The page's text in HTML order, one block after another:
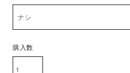
購入数